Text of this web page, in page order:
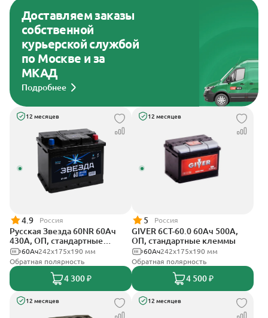
Доставляем заказы
собственной
курьерской службой
по Москве и за
МКАД
Подробнее
12 месяцев
4.9 Россия
Русская Звезда 60NR 60Ач
430А, ОП, стандартные
клеммы242x175x190 мм
60Ач
Обратная полярность
4 300 ₽
12 месяцев
5 Россия
GIVER 6СТ-60.0 60Ач 500А,
ОП, стандартные клеммы
242х175х190 мм
60Ач
Обратная полярность
4 500 ₽
12 месяцев 12 месяцев